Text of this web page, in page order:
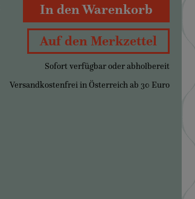
In den Warenkorb
Auf den Merkzettel
Sofort verfügbar oder abholbereit
Versandkostenfrei in Österreich ab 30 Euro